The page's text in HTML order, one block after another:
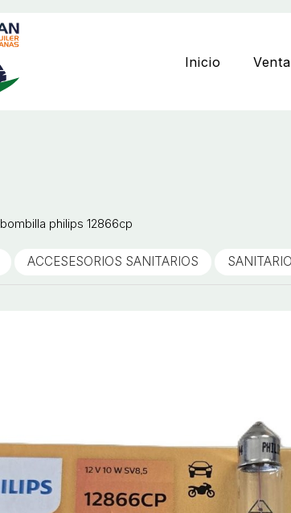
Inicio Venta
bombilla philips 12866cp
ACCESESORIOS SANITARIOS